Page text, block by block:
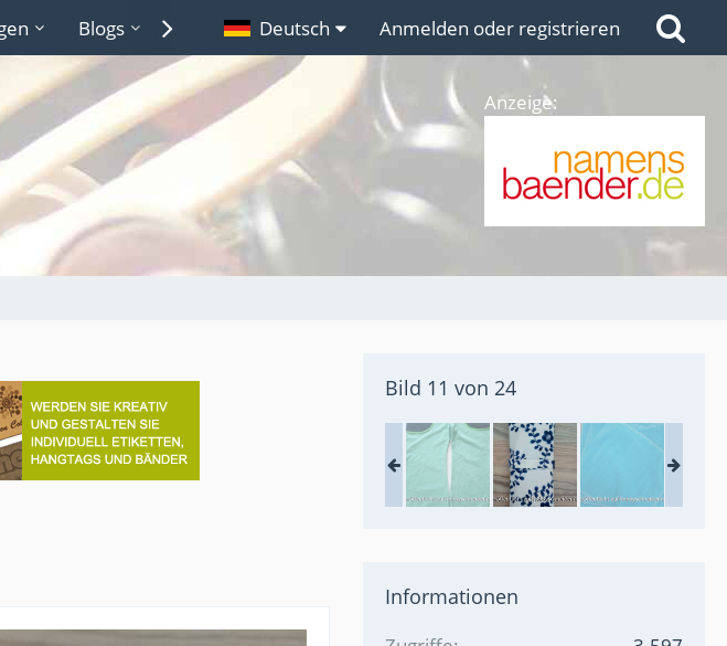
Blogs Lexikon Links
Deutsch Anmelden oder registrieren
Anzeige:
Bild 11 von 24
Informationen